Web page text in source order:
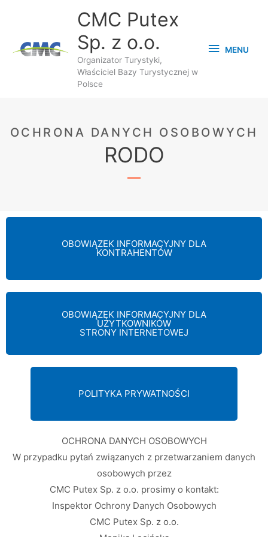
CMC Putex
Sp. z o.o.
Organizator Turystyki,
Właściciel Bazy Turystycznej w
Polsce
MENU
OCHRONA DANYCH OSOBOWYCH
RODO
OBOWIĄZEK INFORMACYJNY DLA
KONTRAHENTÓW
OBOWIĄZEK INFORMACYJNY DLA
UŻYTKOWNIKÓW
STRONY INTERNETOWEJ
POLITYKA PRYWATNOŚCI
OCHRONA DANYCH OSOBOWYCH
W przypadku pytań związanych z przetwarzaniem danych
osobowych przez
CMC Putex Sp. z o.o. prosimy o kontakt:
Inspektor Ochrony Danych Osobowych
CMC Putex Sp. z o.o.